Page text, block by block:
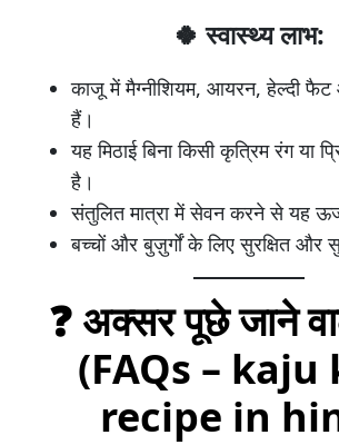
🍀 स्वास्थ्य लाभ:
काजू में मैग्नीशियम, आयरन, हेल्दी फैट
हैं।
यह मिठाई बिना किसी कृत्रिम रंग या
है।
संतुलित मात्रा में सेवन करने से यह
बच्चों और बुज़ुर्गों के लिए सुरक्षित और
❓ अक्सर पूछे जाने
(FAQs –
recipe in